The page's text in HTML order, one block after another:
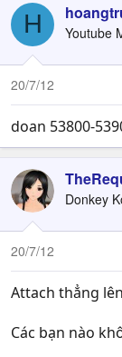
H Youtube
20/7/12
doan 53800-
Donkey
20/7/12
Attach thẳng
Các bạn nào